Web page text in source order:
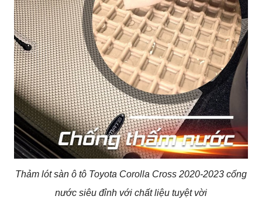
Thảm lót sàn ô tô Toyota Corolla Cross 2020-2023 cống
nước siêu đỉnh với chất liệu tuyệt vời